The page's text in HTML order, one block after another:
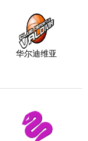
华尔迪维亚